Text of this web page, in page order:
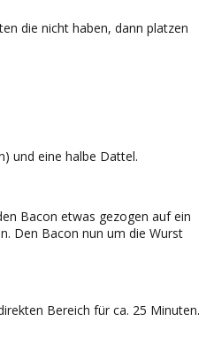
die nicht haben, dann platzen
und eine halbe Dattel.
Bacon etwas gezogen auf ein
Den Bacon nun um die Wurst
Bereich für ca. 25 Minuten.